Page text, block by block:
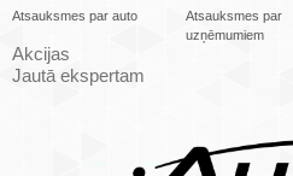
Atsauksmes par auto
Atsauksmes par
uzņēmumiem
Akcijas
Jautā ekspertam